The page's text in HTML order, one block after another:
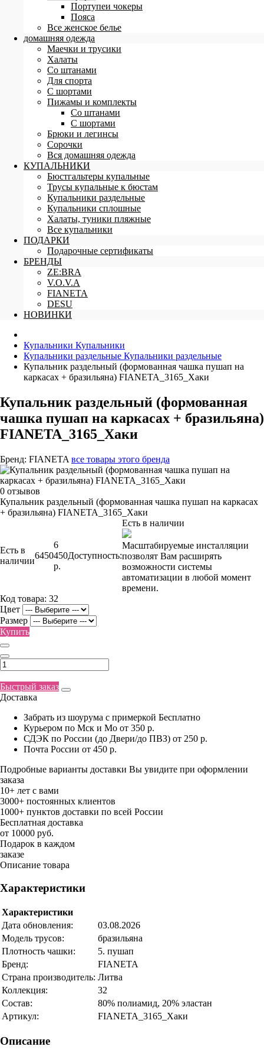
Портупеи чокеры
Пояса
Все женское белье
домашняя одежда
Маечки и трусики
Халаты
Со штанами
Для спорта
С шортами
Пижамы и комплекты
Со штанами
С шортами
Брюки и легинсы
Сорочки
Вся домашняя одежда
КУПАЛЬНИКИ
Бюстгальтеры купальные
Трусы купальные к бюстам
Купальники раздельные
Купальники сплошные
Халаты, туники пляжные
Все купальники
ПОДАРКИ
Подарочные сертификаты
БРЕНДЫ
ZE:BRA
V.O.V.A
FIANETA
DESU
НОВИНКИ
Купальники Купальники
Купальники раздельные Купальники раздельные
Купальник раздельный (формованная чашка пушап на
каркасах + бразильяна) FIANETA_3165_Хаки
Купальник раздельный (формованная
чашка пушап на каркасах + бразильяна)
FIANETA_3165_Хаки
Бренд: FIANETA все товары этого бренда
0 отзывов
Купальник раздельный (формованная чашка пушап на каркасах
+ бразильяна) FIANETA_3165_Хаки
Есть в
наличии
6450
6
450
р.
Доступность:
Есть в наличии
Масштабируемые инсталляции
позволят Вам расширять
возможности системы
автоматизации в любой момент
времени.
Код товара: 32
Цвет
Размер
Купить
Быстрый заказ
Доставка
Забрать из шоурума с примеркой Бесплатно
Курьером по Мск и Мо от 350 р.
СДЭК по России (до Двери/до ПВЗ) от 250 р.
Почта России от 450 р.
Подробные варианты доставки Вы увидите при оформлении
заказа
10+ лет с вами
3000+ постоянных клиентов
1000+ пунктов доставки по всей России
Бесплатная доставка
от 10000 руб.
Подарок в каждом
заказе
Описание товара
Характеристики
Характеристики
Дата обновления:
03.08.2026
Модель трусов:
бразильяна
Плотность чашки:
5. пушап
Бренд:
FIANETA
Страна производитель: Литва
Коллекция:
32
Состав:
80% полиамид, 20% эластан
Артикул:
FIANETA_3165_Хаки
Описание